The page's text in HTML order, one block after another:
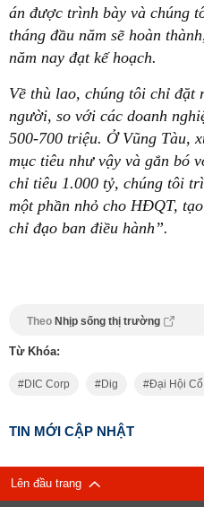
án được trình bày và chúng
tháng đầu năm sẽ hoàn
năm nay đạt kế hoạch.
Về thù lao, chúng tôi chỉ đặt
người, so với các doanh
500-700 triệu. Ở Vũng Tàu,
mục tiêu như vậy và gắn bó
chỉ tiêu 1.000 tỷ, chúng tôi
một phần nhỏ cho HĐQT,
chỉ đạo ban điều hành”.
Theo Nhịp sống thị trường
Từ Khóa:
DIC Corp Dig Đại Hội
TIN MỚI CẬP NHẬT
Lên đầu trang